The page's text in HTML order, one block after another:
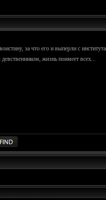
за что его и выперли с
девственником, жизнь поимеет всех...